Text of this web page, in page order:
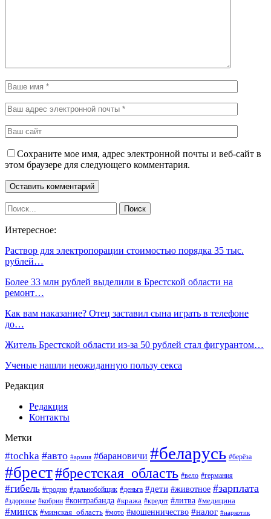
Сохраните мое имя, адрес электронной почты и веб-сайт в
этом браузере для следующего комментария.
Интересное:
Раствор для электропорации стоимостью порядка 35 тыс.
рублей…
Более 33 млн рублей выделили в Брестской области на
ремонт…
Как вам наказание? Отец заставил сына играть в телефоне
до…
Житель Брестской области из-за 50 рублей стал фигурантом…
Ученые нашли неожиданную пользу секса
Редакция
Редакция
Контакты
Метки
#tochka #авто #армия #барановичи #беларусь #берёза
#брест#брестская_область #вело #германия
#гибель #гродно #дальнобойщик #деньга #дети #животное #зарплата
#здоровье #кобрин #контрабанда #кража #кредит #литва #медицина
#минск #минская_область #мото #мошенничество #налог #наркотик